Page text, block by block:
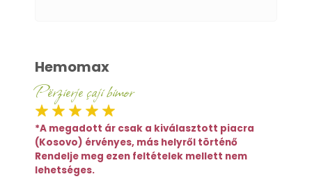
Hemomax
Përzierje çaji bimor
*A megadott ár csak a kiválasztott piacra
(Kosovo) érvényes, más helyről történő
Rendelje meg ezen feltételek mellett nem
lehetséges.